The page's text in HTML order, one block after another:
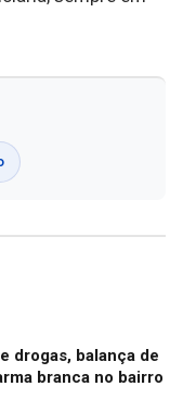
drogas, balança de
branca no bairro